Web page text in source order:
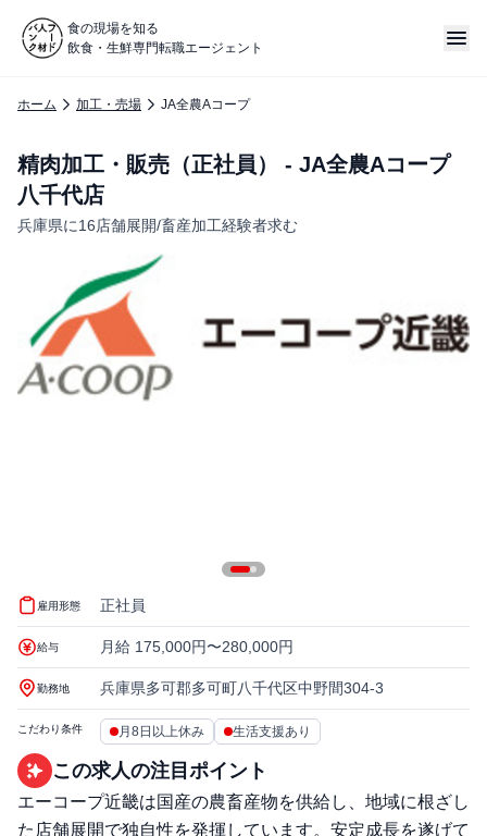
食の現場を知る
飲食・生鮮専門転職エージェント
ホーム 加工・売場 JA全農Aコープ
精肉加工・販売（正社員） - JA全農Aコープ
八千代店
兵庫県に16店舗展開/畜産加工経験者求む
雇用形態 正社員
給与 月給 175,000円〜280,000円
勤務地 兵庫県多可郡多可町八千代区中野間304-3
こだわり条件 月8日以上休み 生活支援あり
この求人の注目ポイント
エーコープ近畿は国産の農畜産物を供給し、地域に根ざし
た店舗展開で独自性を発揮しています。安定成長を遂げて